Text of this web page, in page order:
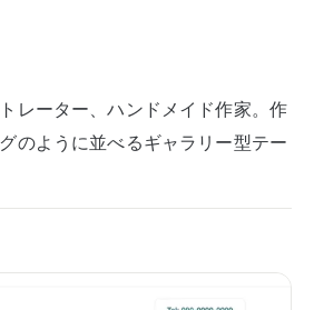
レーター、ハンドメイド作家。作
のように並べるギャラリー型テー